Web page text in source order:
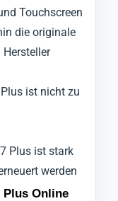
Touchscreen
die originale
ist nicht zu
Plus ist stark
werden
Online